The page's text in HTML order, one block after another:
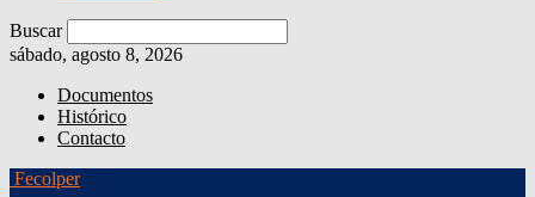
Buscar
sábado, agosto 8, 2026
Documentos
Histórico
Contacto
Fecolper